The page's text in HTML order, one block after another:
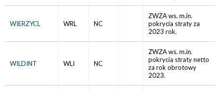
WIERZYCL WRL NC
ZWZA ws. m.in.
pokrycia straty za
2023 rok.
WILDINT WLI NC
ZWZA ws. m.in.
pokrycia straty netto
za rok obrotowy
2023.